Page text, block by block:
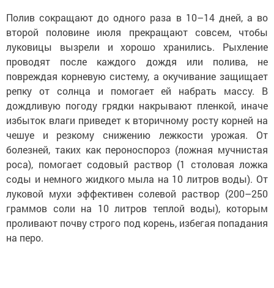
Полив сокращают до одного раза в 10–14 дней, а во
второй половине июля прекращают совсем, чтобы
луковицы вызрели и хорошо хранились. Рыхление
проводят после каждого дождя или полива, не
повреждая корневую систему, а окучивание защищает
репку от солнца и помогает ей набрать массу. В
дождливую погоду грядки накрывают пленкой, иначе
избыток влаги приведет к вторичному росту корней на
чешуе и резкому снижению лежкости урожая. От
болезней, таких как пероноспороз (ложная мучнистая
роса), помогает содовый раствор (1 столовая ложка
соды и немного жидкого мыла на 10 литров воды). От
луковой мухи эффективен солевой раствор (200–250
граммов соли на 10 литров теплой воды), которым
проливают почву строго под корень, избегая попадания
на перо.